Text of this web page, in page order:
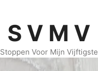
S V M V
Stoppen Voor Mijn Vijftigste